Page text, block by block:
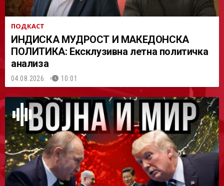
ПОДКАСТ
ИНДИСКА МУДРОСТ И МАКЕДОНСКА
ПОЛИТИКА: Ексклузивна летна политичка
анализа
04.08.2026. 10:01